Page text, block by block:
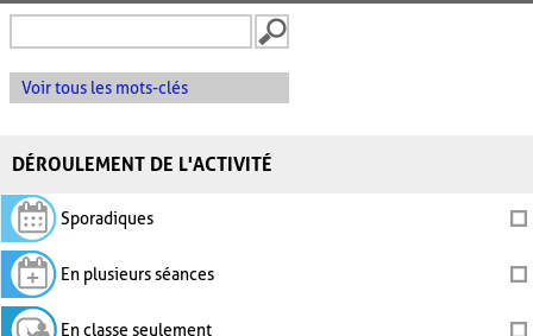
Voir tous les mots-clés
DÉROULEMENT DE L'ACTIVITÉ
Sporadiques
En plusieurs séances
En classe seulement